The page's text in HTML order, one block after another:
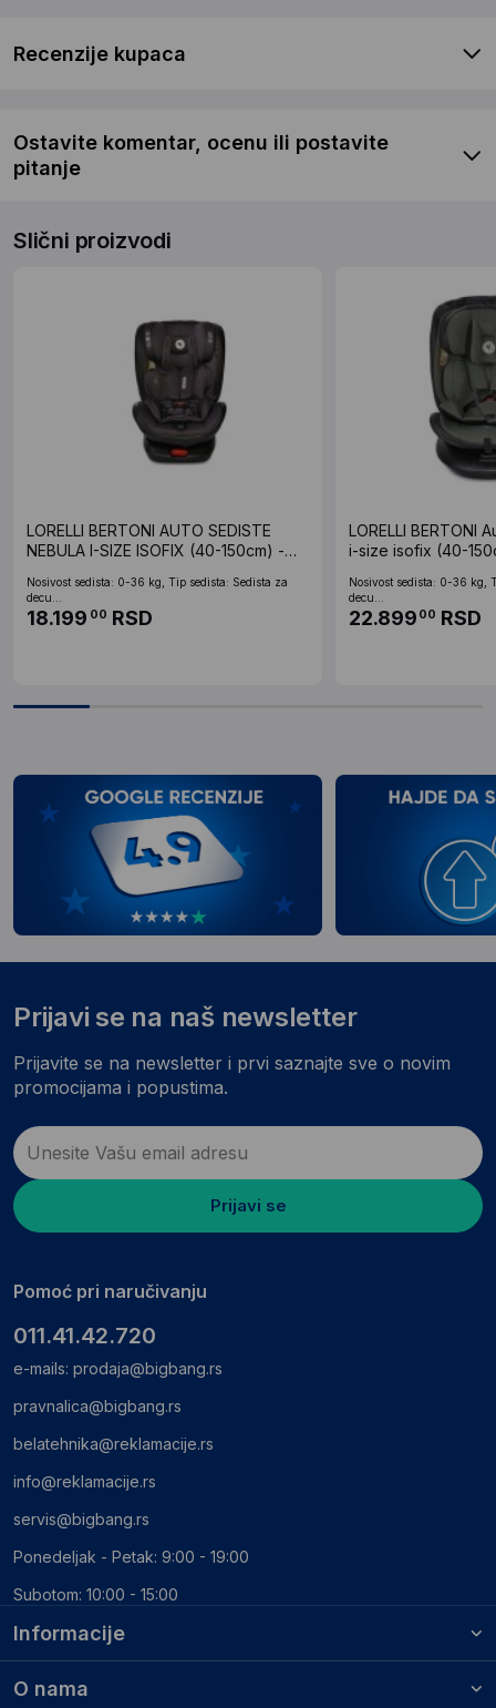
Recenzije kupaca
Ostavite komentar, ocenu ili postavite
pitanje
Slični proizvodi
LORELLI BERTONI AUTO SEDISTE
NEBULA I-SIZE ISOFIX (40-150cm) -
Nosivost sedista: 0-36 kg, Tip sedista: Sedista za
decu...
18.199 00 RSD
LORELLI BERTONI
i-size isofix (40-
Nosivost sedista: 0-36 kg,
decu...
22.899 00 RSD
Informacije
O nama
Prijavi se na naš newsletter
Prijavite se na newsletter i prvi saznajte sve o novim
promocijama i popustima.
Prijavi se
Pomoć pri naručivanju
011.41.42.720
e-mails: prodaja@bigbang.rs
pravnalica@bigbang.rs
belatehnika@reklamacije.rs
info@reklamacije.rs
servis@bigbang.rs
Ponedeljak - Petak: 9:00 - 19:00
Subotom: 10:00 - 15:00